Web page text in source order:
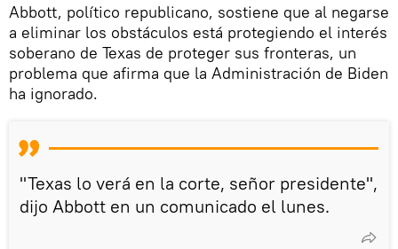
Abbott, político republicano, sostiene que al negarse
a eliminar los obstáculos está protegiendo el interés
soberano de Texas de proteger sus fronteras, un
problema que afirma que la Administración de Biden
ha ignorado.
"Texas lo verá en la corte, señor presidente",
dijo Abbott en un comunicado el lunes.